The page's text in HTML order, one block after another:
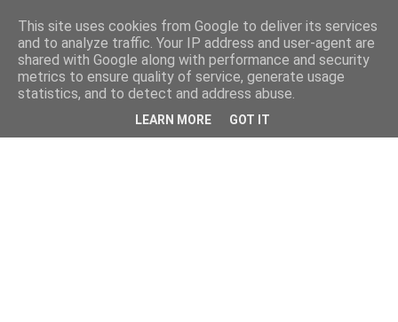
This site uses cookies from Google to deliver its services
and to analyze traffic. Your IP address and user-agent are
shared with Google along with performance and security
metrics to ensure quality of service, generate usage
statistics, and to detect and address abuse.
LEARN MORE GOT IT